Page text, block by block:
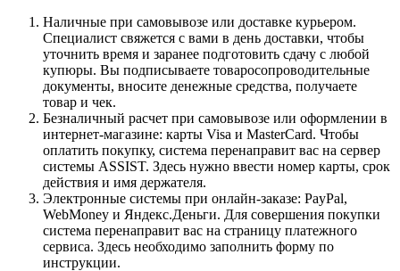
Наличные при самовывозе или доставке курьером.
Специалист свяжется с вами в день доставки, чтобы
уточнить время и заранее подготовить сдачу с любой
купюры. Вы подписываете товаросопроводительные
документы, вносите денежные средства, получаете
товар и чек.
Безналичный расчет при самовывозе или оформлении в
интернет-магазине: карты Visa и MasterCard. Чтобы
оплатить покупку, система перенаправит вас на сервер
системы ASSIST. Здесь нужно ввести номер карты, срок
действия и имя держателя.
Электронные системы при онлайн-заказе: PayPal,
WebMoney и Яндекс.Деньги. Для совершения покупки
система перенаправит вас на страницу платежного
сервиса. Здесь необходимо заполнить форму по
инструкции.